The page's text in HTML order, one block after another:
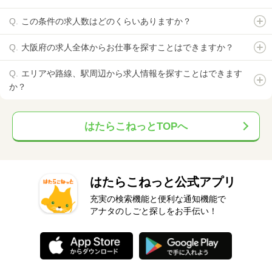
この条件の求人数はどのくらいありますか？
大阪府の求人全体からお仕事を探すことはできますか？
エリアや路線、駅周辺から求人情報を探すことはできます
か？
はたらこねっとTOPへ
はたらこねっと公式アプリ
充実の検索機能と便利な通知機能で
アナタのしごと探しをお手伝い！